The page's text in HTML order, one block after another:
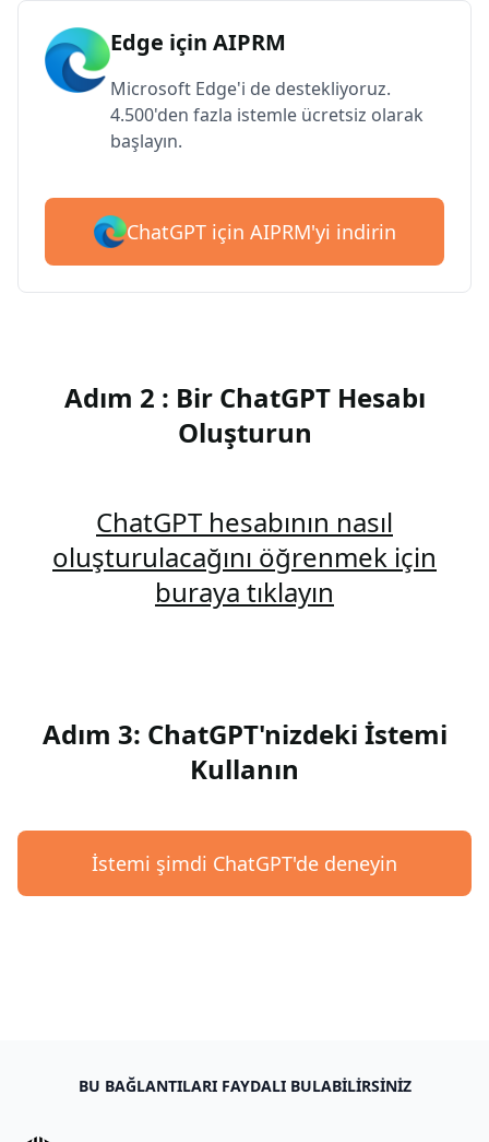
Edge için AIPRM
Microsoft Edge'i de destekliyoruz.
4.500'den fazla istemle ücretsiz olarak
başlayın.
ChatGPT için AIPRM'yi indirin
Adım 2 : Bir ChatGPT Hesabı
Oluşturun
ChatGPT hesabının nasıl
oluşturulacağını öğrenmek için
buraya tıklayın
Adım 3: ChatGPT'nizdeki İstemi
Kullanın
İstemi şimdi ChatGPT'de deneyin
BU BAĞLANTILARI FAYDALI BULABILIRSINIZ